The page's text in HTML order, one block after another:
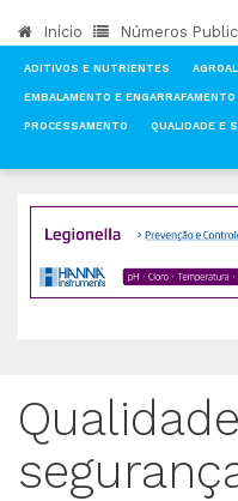
Início Números
ADITIVOS E NUTRIENTES
EMBALAMENTO E ENGARRAFAMENTO
PROCESSAMENTO QUALIDADE E